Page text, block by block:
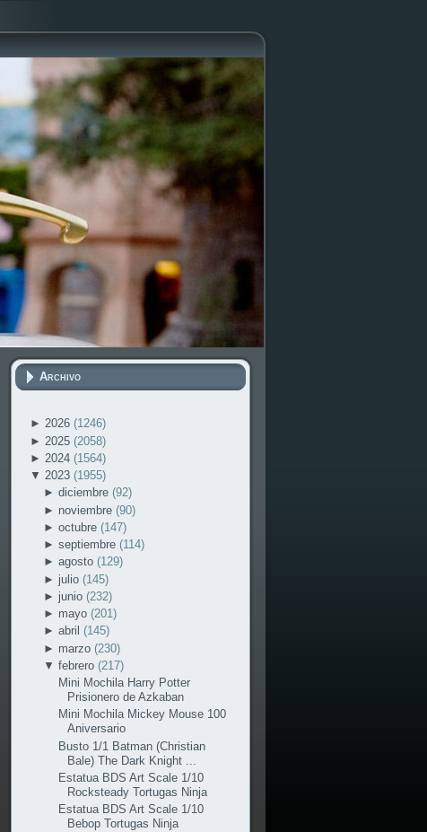
Archivo
► 2026 (1246)
► 2025 (2058)
► 2024 (1564)
▼ 2023 (1955)
►diciembre(92)
► noviembre(90)
►octubre(147)
►septiembre(114)
►agosto(129)
► julio(145)
► junio(232)
► mayo(201)
►abril(145)
► marzo(230)
▼febrero(217)
Mini Mochila Harry Potter
Prisionero de Azkaban
Mini Mochila Mickey Mouse 100
Aniversario
Busto 1/1 Batman (Christian
Bale) The Dark Knight ...
Estatua BDS Art Scale 1/10
Rocksteady Tortugas Ninja
Estatua BDS Art Scale 1/10
Bebop Tortugas Ninja